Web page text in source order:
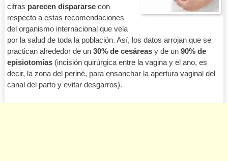
cifras parecen dispararsecon
respecto a estas recomendaciones
del organismo internacional que vela
por la salud de toda la población. Así, los datos arrojan que se
practican alrededor de un 30% de cesáreasy de un 90% de
episiotomías(incisión quirúrgica entre la vagina y el ano, es
decir, la zona del periné, para ensanchar la apertura vaginal del
canal del parto y evitar desgarros).